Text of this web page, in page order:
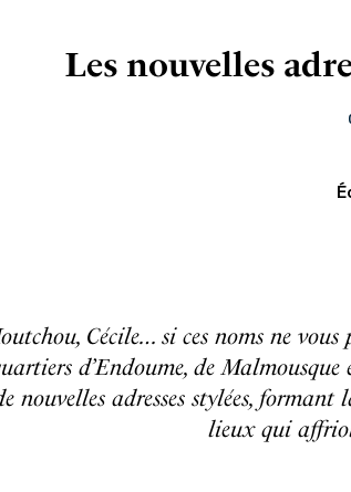
Les nouvelles
Cécile… si ces noms ne vous
d’Endoume, de
nouvelles adresses stylées,
lieux qui